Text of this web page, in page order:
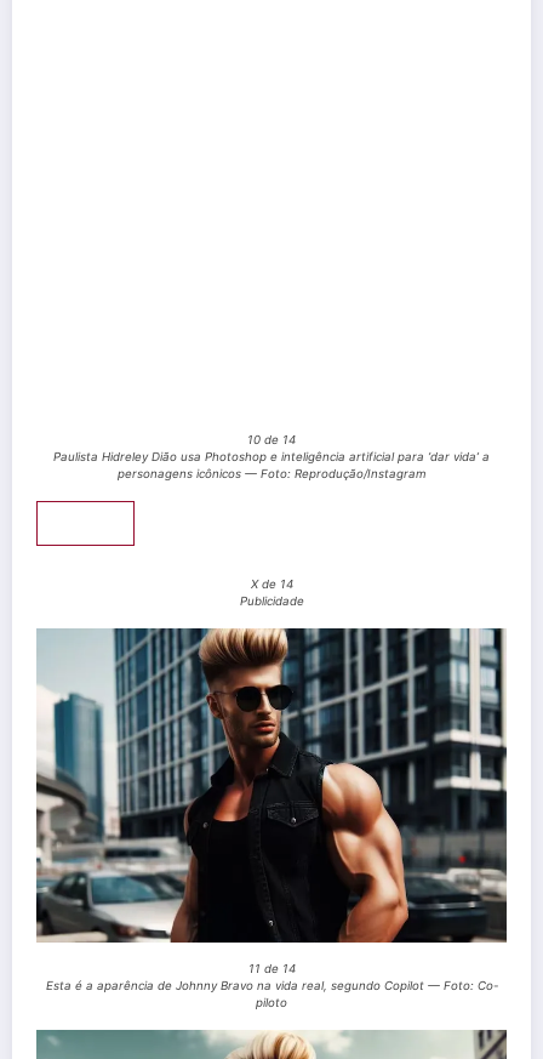
10 de 14
Paulista Hidreley Dião usa Photoshop e inteligência artificial para ‘dar vida’ a
personagens icônicos — Foto: Reprodução/Instagram
X de 14
Publicidade
11 de 14
Esta é a aparência de Johnny Bravo na vida real, segundo Copilot — Foto: Co-
piloto